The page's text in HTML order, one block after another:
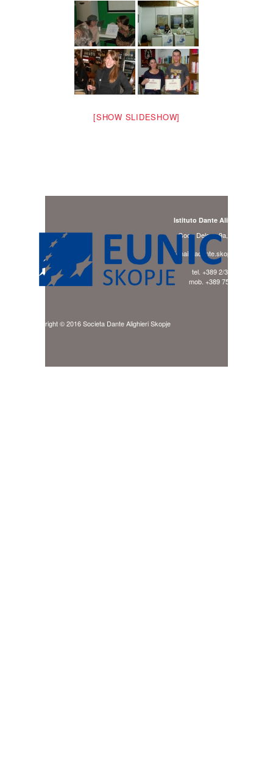
[SHOW SLIDESHOW]
Istituto Dante Alighieri Skopje
Goce Delcev 9a, 1000 Skopje
E-mail: ladante.skopje@gmail.com
tel. +389 2/3240 494
mob. +389 75/941 276
Copyright © 2016 Societa Dante Alighieri Skopje